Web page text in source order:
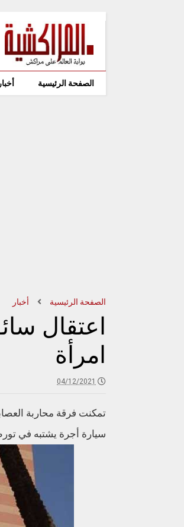
الصفحة الرئيسية أخبار
الصفحة الرئيسية أخبار
اعتقال
امرأة
04/12/2021
تمکنت فرقة محاربة
سيارة أجرة یشتبه في